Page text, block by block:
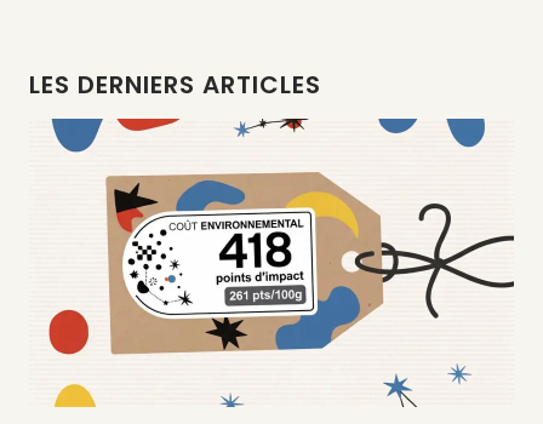
LES DERNIERS ARTICLES